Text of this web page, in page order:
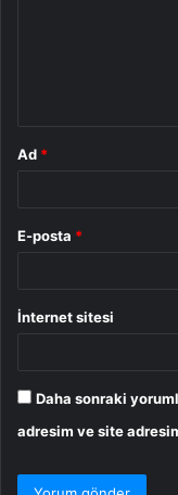
Ad *
E-posta *
İnternet sitesi
Daha sonraki
adresim ve site